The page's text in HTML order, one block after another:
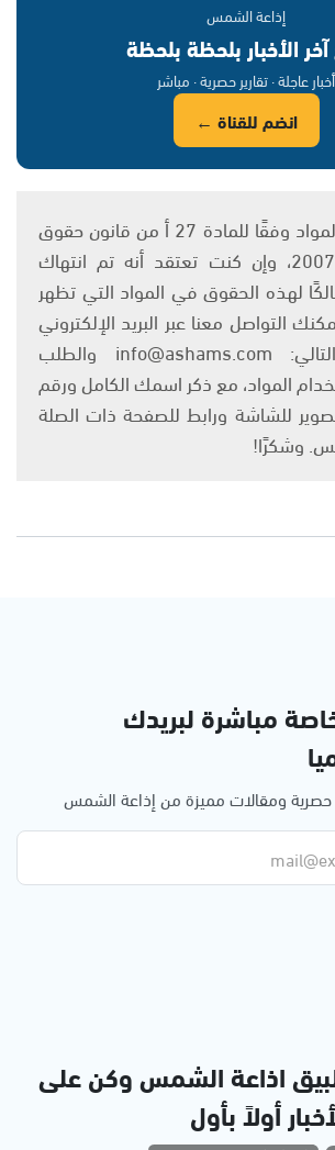
إذاعة الشمس
آخر الأخبار بلحظة بلحظة
أخبار عاجلة · تقارير حصرية · مباشر
انضم للقناة ←
يتم الاستخدام المواد وفقًا للمادة 27 أ من قانون حقوق
التأليف والنشر 2007، وإن كنت تعتقد أنه تم انتهاك
لهذه الحقوق في المواد التي تظهر
التواصل معنا عبر البريد الإلكتروني
على العنوان التالي: info@ashams.com والطلب
المواد، مع ذكر اسمك الكامل ورقم
للشاشة ورابط للصفحة ذات الصلة
وشكرًا!
مباشرة لبريدك
حصرية ومقالات مميزة من إذاعة الشمس
اذاعة الشمس وكن على
أولاً بأول